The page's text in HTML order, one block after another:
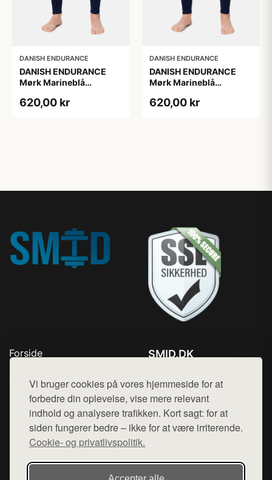
Vi bruger cookies på vores hjemmeside for at
forbedre din oplevelse, vise mere relevant
indhold og analysere trafikken. Kort sagt: for at
siden fungerer bedre – ikke for at være irriterende.
Cookie- og privatlivspolitik.
DANISH ENDURANCE
DANISH ENDURANCE
Mørk Marineblå
Skiunderbukser, Mørk
620,00 kr
DANISH ENDURANCE
DANISH ENDURANCE
Mørk Marineblå
Skiunderbukser, Mørk
620,00 kr
Forside
Top Rabatter
Kontakt
SMID.DK
Mail: hej@want.dk
Cookie- og privatlivspolitik
Denne side er en del af want.dk, der udgiver en række